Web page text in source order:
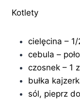
Kotlety
cielęcina – 1/
cebula –
czosnek – 1
bułka
sól, pieprz